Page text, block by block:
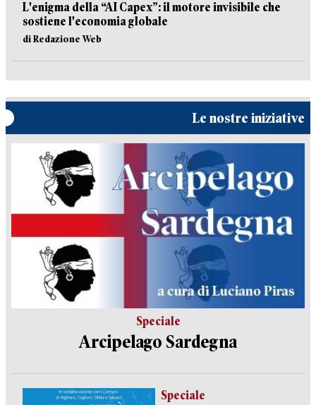
L'enigma della “AI Capex”: il motore invisibile che
sostiene l'economia globale
di Redazione Web
Le nostre iniziative
Speciale
Arcipelago Sardegna
Speciale